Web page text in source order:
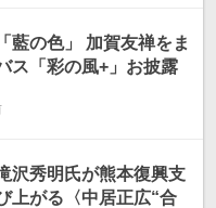
藍の色」 加賀友禅をま
ス「彩の風+」お披露
沢秀明氏が熊本復興支
上がる〈中居正広“合